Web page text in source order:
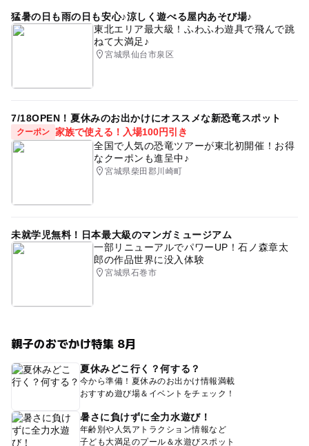
猛暑の日も雨の日も安心♪涼しく遊べる屋内あそび場♪
東北エリア最大級！ふわふわ遊具で飛んで跳
ねて大満足♪
宮城県仙台市泉区
7/18OPEN！夏休みのお出かけにオススメな新恐竜スポット
クーポン 家族で使える！入場100円引き
全国で人気の恐竜ツアーが東北初開催！お得
なクーポンも進呈中♪
宮城県柴田郡川崎町
未就学児無料！日本最大級のマンガミュージアム
一部リニューアルでパワーUP！石ノ森章太
郎の作品世界に没入体験
宮城県石巻市
親子のおでかけ特集 8月
夏休みどこ行く？何する？
今から準備！夏休みのお出かけ情報満載
おすすめ遊び場＆イベントをチェック！
暑さに負けずに全力水遊び！
年齢別や人気アトラクション情報など
子ども大満足のプール＆水遊びスポット